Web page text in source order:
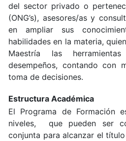
del sector privado o
(ONG’s), asesores/as y
en ampliar sus
habilidades en la materia,
Maestría las
desempeños, contando con
toma de decisiones.
Estructura Académica
El Programa de Formación
niveles, que pueden ser
conjunta para alcanzar el